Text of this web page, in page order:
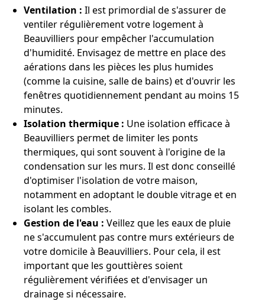
Ventilation : Il est primordial de s'assurer de
ventiler régulièrement votre logement à
Beauvilliers pour empêcher l'accumulation
d'humidité. Envisagez de mettre en place des
aérations dans les pièces les plus humides
(comme la cuisine, salle de bains) et d'ouvrir les
fenêtres quotidiennement pendant au moins 15
minutes.
Isolation thermique : Une isolation efficace à
Beauvilliers permet de limiter les ponts
thermiques, qui sont souvent à l'origine de la
condensation sur les murs. Il est donc conseillé
d'optimiser l'isolation de votre maison,
notamment en adoptant le double vitrage et en
isolant les combles.
Gestion de l'eau : Veillez que les eaux de pluie
ne s'accumulent pas contre murs extérieurs de
votre domicile à Beauvilliers. Pour cela, il est
important que les gouttières soient
régulièrement vérifiées et d'envisager un
drainage si nécessaire.